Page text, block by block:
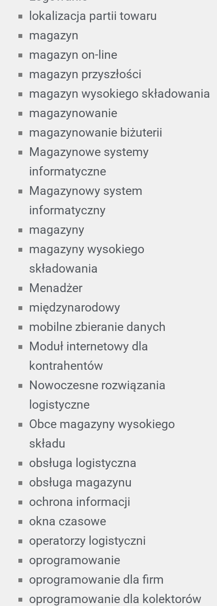
lokalizacja partii towaru
magazyn
magazyn on-line
magazyn przyszłości
magazyn wysokiego składowania
magazynowanie
magazynowanie biżuterii
Magazynowe systemy
informatyczne
Magazynowy system
informatyczny
magazyny
magazyny wysokiego
składowania
Menadżer
międzynarodowy
mobilne zbieranie danych
Moduł internetowy dla
kontrahentów
Nowoczesne rozwiązania
logistyczne
Obce magazyny wysokiego
składu
obsługa logistyczna
obsługa magazynu
ochrona informacji
okna czasowe
operatorzy logistyczni
oprogramowanie
oprogramowanie dla firm
oprogramowanie dla kolektorów